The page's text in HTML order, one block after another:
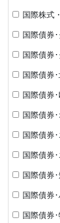
国際株式
国際債券
国際債券
国際債券
国際債券
国際債券
国際債券
国際債券
国際債券
国際債券
国際債券